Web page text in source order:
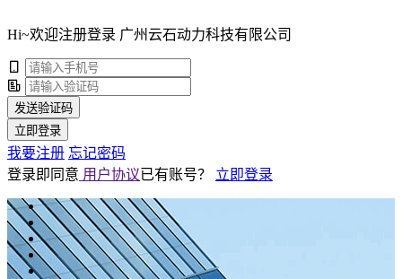
Hi~欢迎注册登录 广州云石动力科技有限公司
发送验证码
立即登录
我要注册 忘记密码
登录即同意 用户协议已有账号？ 立即登录